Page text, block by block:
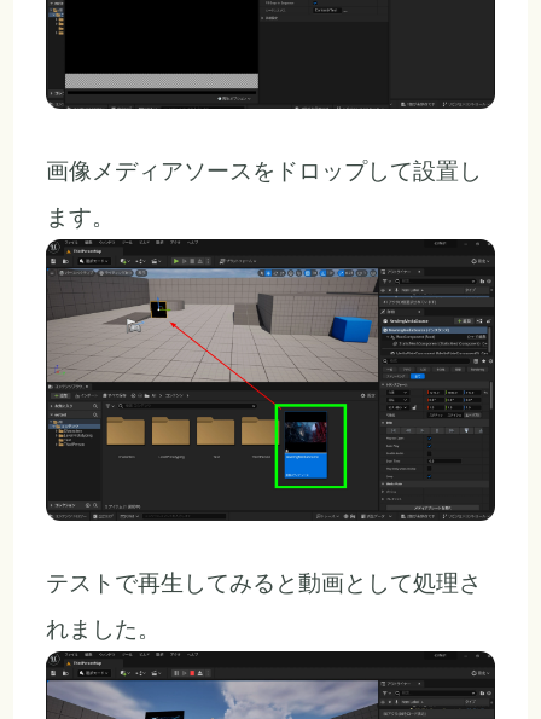
画像メディアソースをドロップして設置し
ます。
テストで再生してみると動画として処理さ
れました。